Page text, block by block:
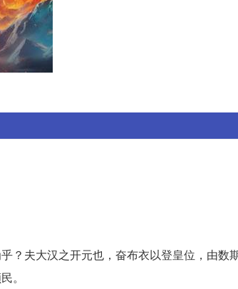
？夫大汉之开元也，奋布衣以登皇位，由数
。